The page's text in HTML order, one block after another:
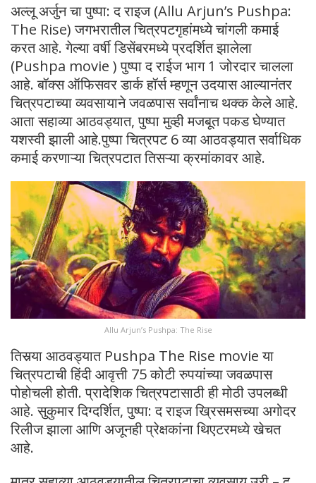
अल्लू अर्जुन चा पुष्पा: द राइज (Allu Arjun’s Pushpa:
The Rise) जगभरातील चित्रपटगृहांमध्ये चांगली कमाई
करत आहे. गेल्या वर्षी डिसेंबरमध्ये प्रदर्शित झालेला
(Pushpa movie ) पुष्पा द राईज भाग 1 जोरदार चालला
आहे. बॉक्स ऑफिसवर डार्क हॉर्स म्हणून उदयास आल्यानंतर
चित्रपटाच्या व्यवसायाने जवळपास सर्वांनाच थक्क केले आहे.
आता सहाव्या आठवड्यात, पुष्पा मुव्ही मजबूत पकड घेण्यात
यशस्वी झाली आहे.पुष्पा चित्रपट 6 व्या आठवड्यात सर्वाधिक
कमाई करणाऱ्या चित्रपटात तिसऱ्या क्रमांकावर आहे.
Allu Arjun’s Pushpa: The Rise
तिसर्‍या आठवड्यात Pushpa The Rise movie या
चित्रपटाची हिंदी आवृत्ती 75 कोटी रुपयांच्या जवळपास
पोहोचली होती. प्रादेशिक चित्रपटासाठी ही मोठी उपलब्धी
आहे. सुकुमार दिग्दर्शित, पुष्पा: द राइज ख्रिसमसच्या अगोदर
रिलीज झाला आणि अजूनही प्रेक्षकांना थिएटरमध्ये खेचत
आहे.